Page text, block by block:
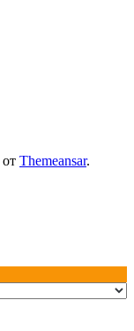
от Themeansar.